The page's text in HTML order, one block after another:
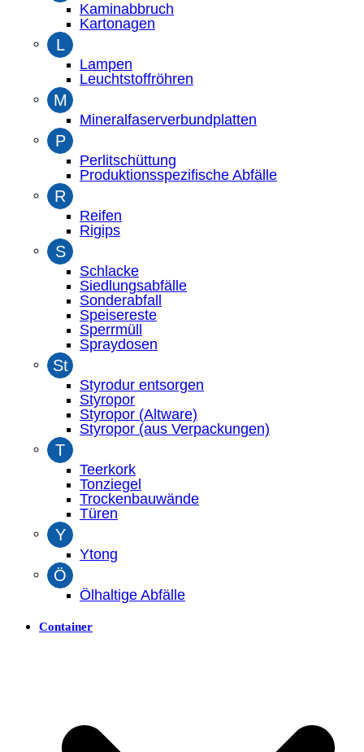
Kaminabbruch
Kartonagen
L
Lampen
Leuchtstoffröhren
M
Mineralfaserverbundplatten
P
Perlitschüttung
Produktionsspezifische Abfälle
R
Reifen
Rigips
S
Schlacke
Siedlungsabfälle
Sonderabfall
Speisereste
Sperrmüll
Spraydosen
St
Styrodur entsorgen
Styropor
Styropor (Altware)
Styropor (aus Verpackungen)
T
Teerkork
Tonziegel
Trockenbauwände
Türen
Y
Ytong
Ö
Ölhaltige Abfälle
Container